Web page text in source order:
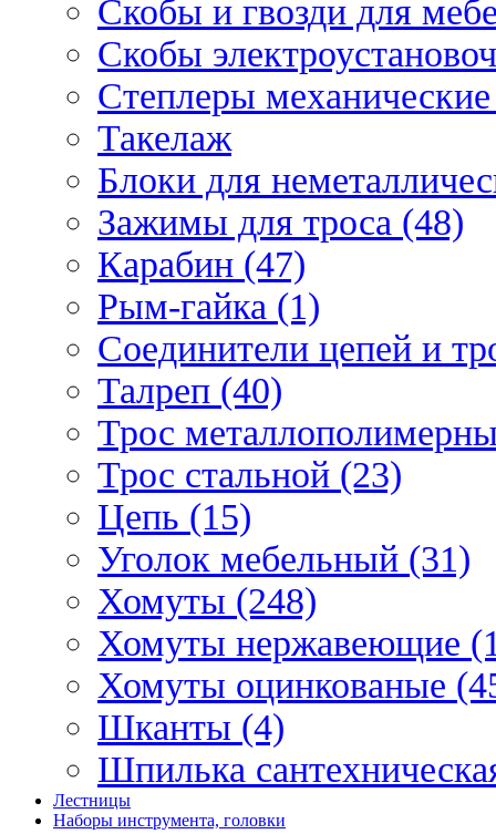
Скобы и гвозди для
Скобы
Степлеры
Такелаж
Блоки для
Зажимы для троса (48)
Карабин (47)
Рым-гайка (1)
Соединители цепей и
Талреп (40)
Трос
Трос стальной (23)
Цепь (15)
Уголок мебельный (31)
Хомуты (248)
Хомуты нержавеющие
Хомуты оцинкованые
Шканты (4)
Шпилька
Лестницы
Наборы инструмента, головки